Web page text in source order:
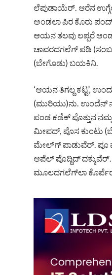
ಲೆಪುಡಾಯೆರ್. ಆರೆನ
ಅಂಡಲಾ ಪಿರ ಕೊರು ಪಂದ್
ಆಯನ ತಲವು ಲಪ್ಪರೆ
ಚಾವರದಗಲೆಗ್ ಪಡಿ
(ಬೇಗೊಡು) ಬಯಕಿನಿ.
‘ಆಯನ ತಿಗಲ್ದ ಕಟ್ಟ’,
(ಮುರಿಯು)ನು. ಉಂದೆನ್
ಪಂಡ ಕಡೆಕ್ ಪೊತ್ತುನ
ಮೀಪದ್, ಪೊಸ ಕುಂಟು
ಮೇಲ್‌ಗ್ ಪಾಡುವೆರ್. ಪೂ
ಆಪೆಲ್ ಪೊದ್ದಿದ್
ಮೂಲದಗಲೆಗ್‌ಲಾ